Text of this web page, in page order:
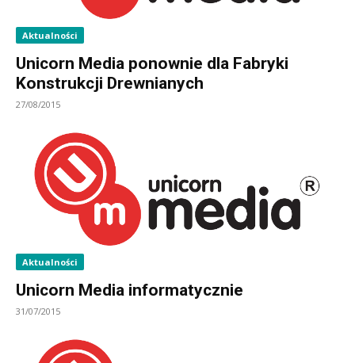
Aktualności
Unicorn Media ponownie dla Fabryki
Konstrukcji Drewnianych
27/08/2015
Aktualności
Unicorn Media informatycznie
31/07/2015